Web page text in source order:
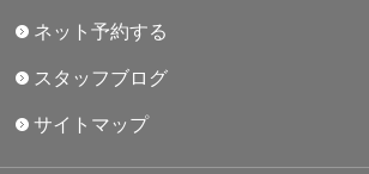
ネット予約する
スタッフブログ
サイトマップ